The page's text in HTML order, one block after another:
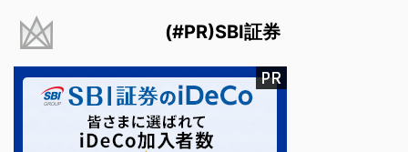
(#PR)SBI証券